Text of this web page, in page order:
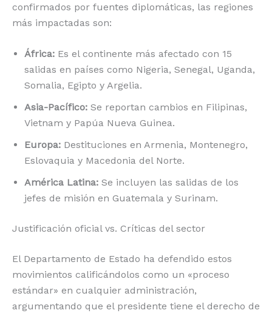
confirmados por fuentes diplomáticas, las regiones
más impactadas son:
África: Es el continente más afectado con 15
salidas en países como Nigeria, Senegal, Uganda,
Somalia, Egipto y Argelia.
Asia-Pacífico: Se reportan cambios en Filipinas,
Vietnam y Papúa Nueva Guinea.
Europa: Destituciones en Armenia, Montenegro,
Eslovaquia y Macedonia del Norte.
América Latina: Se incluyen las salidas de los
jefes de misión en Guatemala y Surinam.
Justificación oficial vs. Críticas del sector
El Departamento de Estado ha defendido estos
movimientos calificándolos como un «proceso
estándar» en cualquier administración,
argumentando que el presidente tiene el derecho de